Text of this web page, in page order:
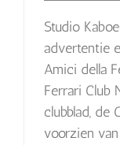
Studio
advertentie
Amici della
Ferrari Club
clubblad, de
voorzien